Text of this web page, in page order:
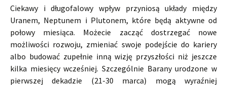
Ciekawy i długofalowy wpływ przyniosą układy między
Uranem, Neptunem i Plutonem, które będą aktywne od
połowy miesiąca. Możecie zacząć dostrzegać nowe
możliwości rozwoju, zmieniać swoje podejście do kariery
albo budować zupełnie inną wizję przyszłości niż jeszcze
kilka miesięcy wcześniej. Szczególnie Barany urodzone w
pierwszej dekadzie (21-30 marca) mogą wyraźniej